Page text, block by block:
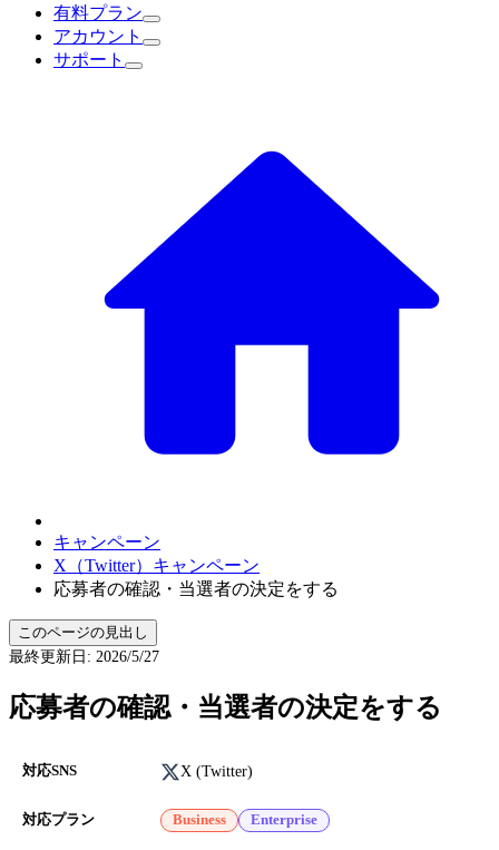
有料プラン
アカウント
サポート
キャンペーン
X（Twitter）キャンペーン
応募者の確認・当選者の決定をする
このページの見出し
最終更新日: 2026/5/27
応募者の確認・当選者の決定をする
対応SNS X (Twitter)
対応プラン Business Enterprise